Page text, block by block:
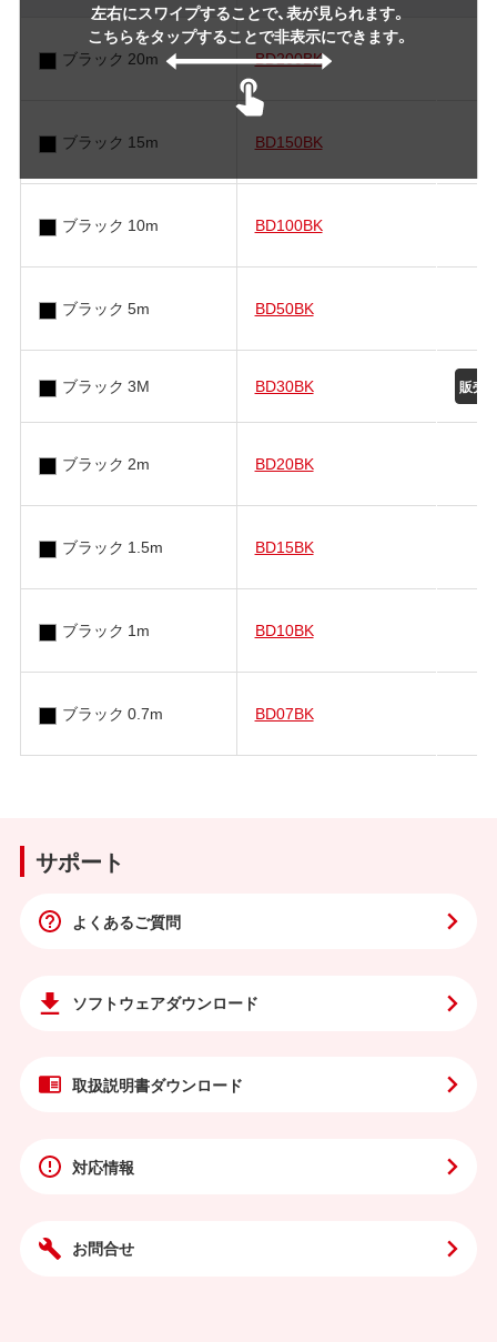
左右にスワイプすることで、表が見られます。
こちらをタップすることで非表示にできます。
ブラック 20m BD200BK
ブラック 15m BD150BK
ブラック 10m BD100BK
ブラック 5m BD50BK
ブラック 3M BD30BK
ブラック 2m BD20BK
ブラック 1.5m BD15BK
ブラック 1m BD10BK
ブラック 0.7m BD07BK
サポート
よくあるご質問
ソフトウェアダウンロード
取扱説明書ダウンロード
対応情報
お問合せ